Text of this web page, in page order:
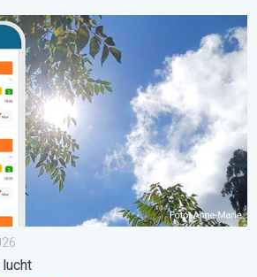
aangename lucht. . . zaterdag
lucht